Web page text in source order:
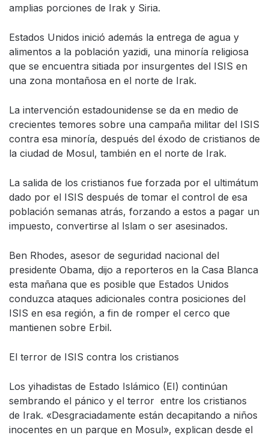
amplias porciones de Irak y Siria.
Estados Unidos inició además la entrega de agua y
alimentos a la población yazidi, una minoría religiosa
que se encuentra sitiada por insurgentes del ISIS en
una zona montañosa en el norte de Irak.
La intervención estadounidense se da en medio de
crecientes temores sobre una campaña militar del ISIS
contra esa minoría, después del éxodo de cristianos de
la ciudad de Mosul, también en el norte de Irak.
La salida de los cristianos fue forzada por el ultimátum
dado por el ISIS después de tomar el control de esa
población semanas atrás, forzando a estos a pagar un
impuesto, convertirse al Islam o ser asesinados.
Ben Rhodes, asesor de seguridad nacional del
presidente Obama, dijo a reporteros en la Casa Blanca
esta mañana que es posible que Estados Unidos
conduzca ataques adicionales contra posiciones del
ISIS en esa región, a fin de romper el cerco que
mantienen sobre Erbil.
El terror de ISIS contra los cristianos
Los yihadistas de Estado Islámico (EI) continúan
sembrando el pánico y el terror entre los cristianos
de Irak. «Desgraciadamente están decapitando a niños
inocentes en un parque en Mosul», explican desde el